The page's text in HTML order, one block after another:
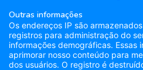
Outras informações
Os endereços IP são
registros para administração do
informações demográficas. Essas
aprimorar nosso conteúdo para
dos usuários. O registro é